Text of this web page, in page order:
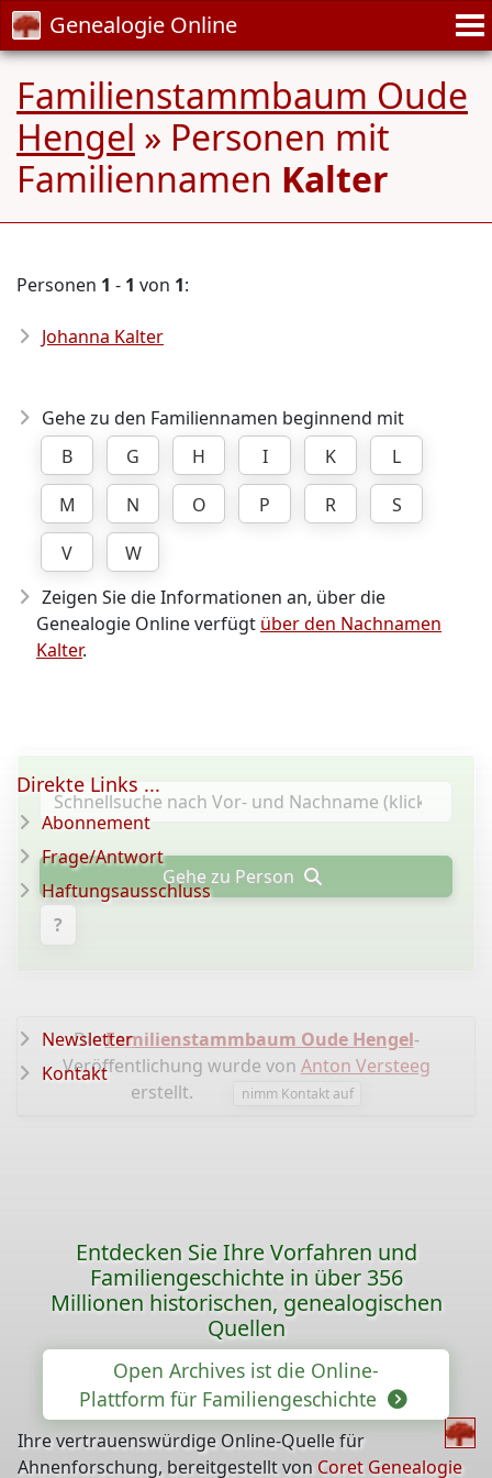
Genealogie Online
Familienstammbaum Oude
Hengel » Personen mit
Familiennamen Kalter
Personen 1 - 1 von 1:
Johanna Kalter
Gehe zu den Familiennamen beginnend mit
B
G H I K
L
M
N O P R
S
V
W
Zeigen Sie die Informationen an, über die
Genealogie Online verfügt über den Nachnamen
Kalter.
Gehe zu Person
?
DieFamilienstammbaum Oude Hengel-
Veröffentlichung wurde von Anton Versteeg
erstellt.
nimm Kontakt auf
Direkte Links ...
Abonnement
Frage/Antwort
Haftungsausschluss
Newsletter
Kontakt
Entdecken Sie Ihre Vorfahren und
Familiengeschichte in über 356
Millionen historischen, genealogischen
Quellen
Open Archives ist die Online-
Plattform für Familiengeschichte
Ihre vertrauenswürdige Online-Quelle für
Ahnenforschung, bereitgestellt von Coret Genealogie